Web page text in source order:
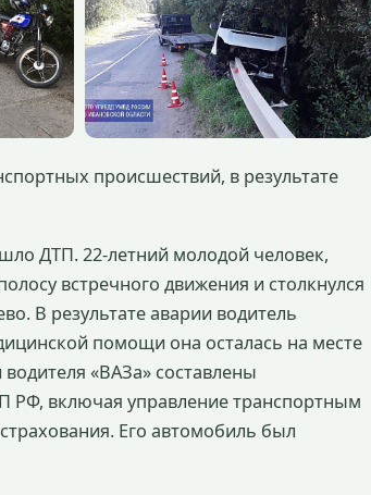
происшествий, в результате
ДТП. 22-летний молодой человек,
встречного движения и столкнулся
В результате аварии водитель
помощи она осталась на месте
«ВАЗа» составлены
РФ, включая управление транспортным
Его автомобиль был